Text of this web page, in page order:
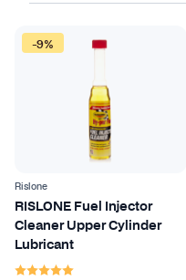
-9%
Rislone
RISLONE Fuel Injector
Cleaner Upper Cylinder
Lubricant
Karakter: